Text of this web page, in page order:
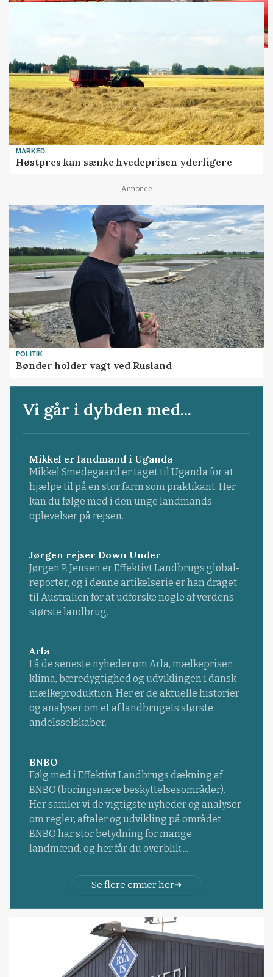
MARKED
Høstpres kan sænke hvedeprisen yderligere
Annonce
POLITIK
Bønder holder vagt ved Rusland
Vi går i dybden med...
Mikkel er landmand i Uganda
Mikkel Smedegaard er taget til Uganda for at
hjælpe til på en stor farm som praktikant. Her
kan du følge med i den unge landmands
oplevelser på rejsen.
Jørgen rejser Down Under
Jørgen P. Jensen er Effektivt Landbrugs global-
reporter, og i denne artikelserie er han draget
til Australien for at udforske nogle af verdens
største landbrug.
Arla
Få de seneste nyheder om Arla, mælkepriser,
klima, bæredygtighed og udviklingen i dansk
mælkeproduktion. Her er de aktuelle historier
og analyser om et af landbrugets største
andelsselskaber.
BNBO
Følg med i Effektivt Landbrugs dækning af
BNBO (boringsnære beskyttelsesområder).
Her samler vi de vigtigste nyheder og analyser
om regler, aftaler og udvikling på området.
BNBO har stor betydning for mange
landmænd, og her får du overblik ...
Se flere emner her